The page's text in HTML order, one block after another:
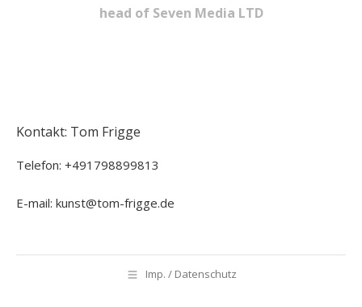
head of Seven Media LTD
Kontakt: Tom Frigge
Telefon: +491798899813
E-mail: kunst@tom-frigge.de
Imp. / Datenschutz